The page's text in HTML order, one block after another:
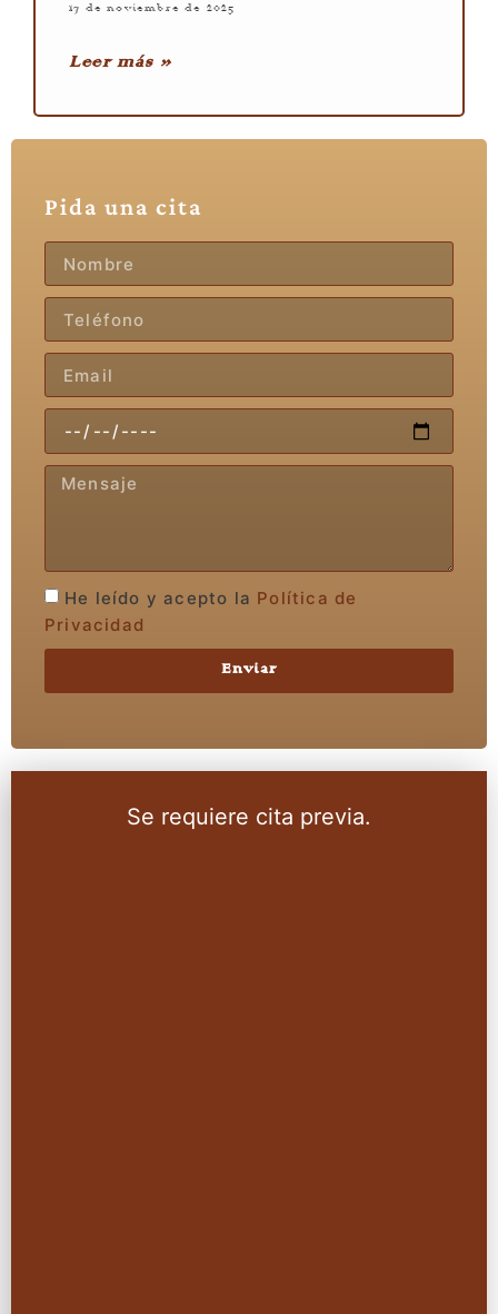
17 de noviembre de 2025
Leer más »
Pida una cita
He leído y acepto la Política de
Privacidad
Enviar
Se requiere cita previa.